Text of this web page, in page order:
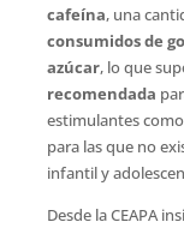
cafeína, una
consumidos de
azúcar, lo que
recomendada
estimulantes como
para las que no
infantil y
Desde la CEAPA